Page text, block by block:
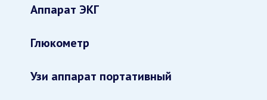
Аппарат ЭКГ
Глюкометр
Узи аппарат портативный